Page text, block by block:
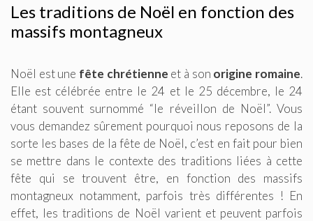
Les traditions de Noël en fonction des
massifs montagneux
Noël est une fête chrétienne et à son origine romaine.
Elle est célébrée entre le 24 et le 25 décembre, le 24
étant souvent surnommé “le réveillon de Noël”. Vous
vous demandez sûrement pourquoi nous reposons de la
sorte les bases de la fête de Noël, c’est en fait pour bien
se mettre dans le contexte des traditions liées à cette
fête qui se trouvent être, en fonction des massifs
montagneux notamment, parfois très différentes ! En
effet, les traditions de Noël varient et peuvent parfois